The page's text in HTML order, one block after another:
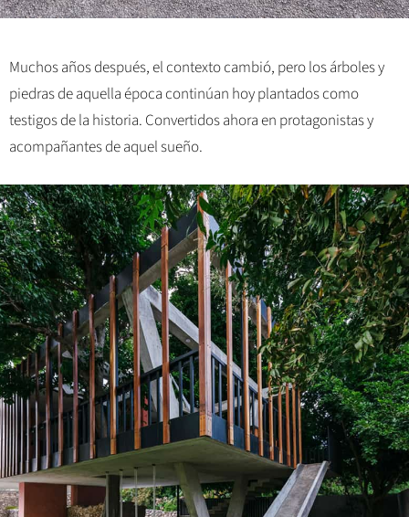
Muchos años después, el contexto cambió, pero los árboles y
piedras de aquella época continúan hoy plantados como
testigos de la historia. Convertidos ahora en protagonistas y
acompañantes de aquel sueño.